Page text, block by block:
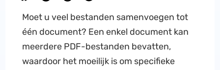
Moet u veel bestanden samenvoegen tot
één document? Een enkel document kan
meerdere PDF-bestanden bevatten,
waardoor het moeilijk is om specifieke